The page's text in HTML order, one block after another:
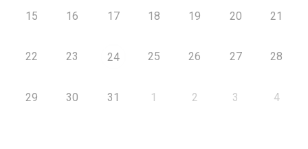
15 16 17 18 19 20 21
22 23 24 25 26 27 28
29 30 31 1 2 3 4